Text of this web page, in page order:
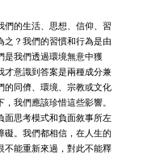
的生活、思想、信仰、習
之？我們的習慣和行為是由
是我們透過環境無意中獲
才意識到答案是兩種成分兼
的同儕、環境、宗教或文化
我們應該珍惜這些影響。
面思考模式和負面敘事所左
礙。我們都相信，在人生的
不能重新來過，對此不能釋